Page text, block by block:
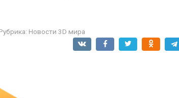
Новости 3D мира